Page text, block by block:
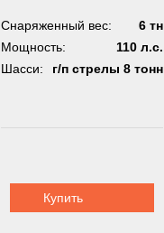
Entwistle
Erkin
Снаряженный вес:
6 тн
Мощность:
110 л.с.
Шасси:
г/п стрелы 8 тонн
Купить